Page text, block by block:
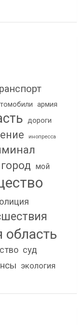
армия
дороги
инопресса
мой
область
суд
экология